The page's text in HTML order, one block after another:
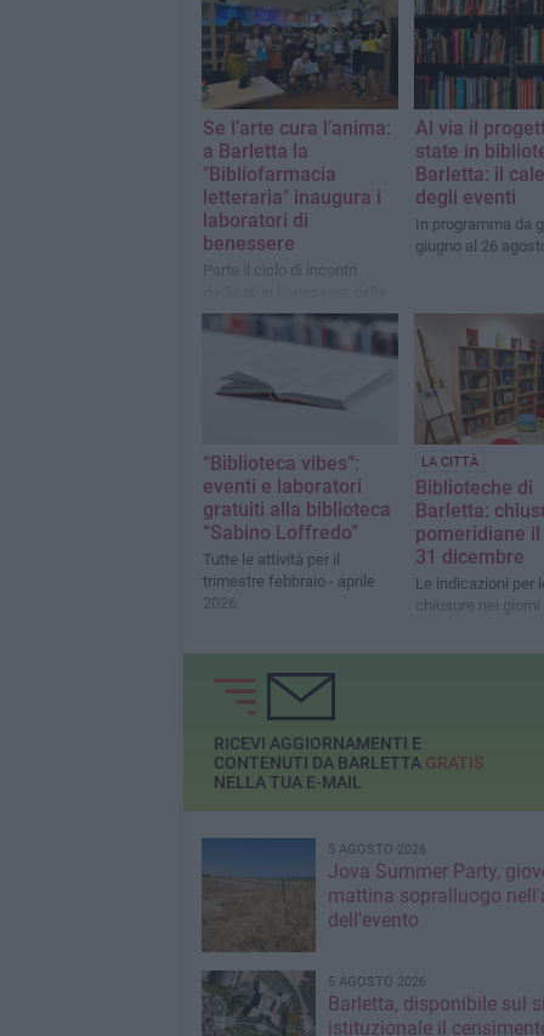
Se l’arte cura l’anima:
a Barletta la
"Bibliofarmacia
letteraria" inaugura i
laboratori di
benessere
Parte il ciclo di incontri
persona presso la Biblioteca
Comunale "Sabino Loffredo"
Al via il
state in
Barletta: il
degli eventi
In programma da
giugno al 26
“Biblioteca vibes”:
eventi e laboratori
gratuiti alla biblioteca
“Sabino Loffredo”
Tutte le attività per il
trimestre febbraio - aprile
2026
LA CITTÀ
Biblioteche di
Barletta:
pomeridiane il
31 dicembre
Le indicazioni per
chiusure nei
RICEVI AGGIORNAMENTI E
CONTENUTI DA BARLETTA GRATIS
NELLA TUA E-MAIL
5 AGOSTO 2026
Jova Summer Party,
mattina sopralluogo
dell'evento
5 AGOSTO 2026
Barletta, disponibile sul
istituzionale il